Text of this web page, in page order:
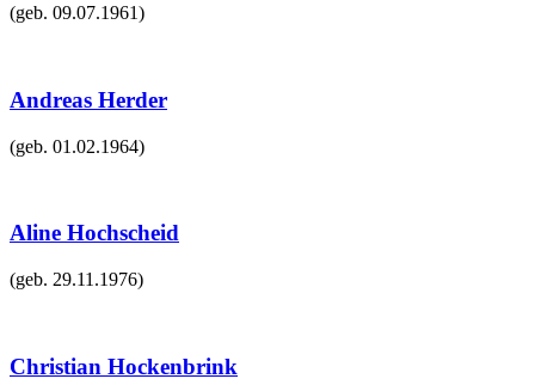
(geb. 09.07.1961)
Andreas Herder
(geb. 01.02.1964)
Aline Hochscheid
(geb. 29.11.1976)
Christian Hockenbrink